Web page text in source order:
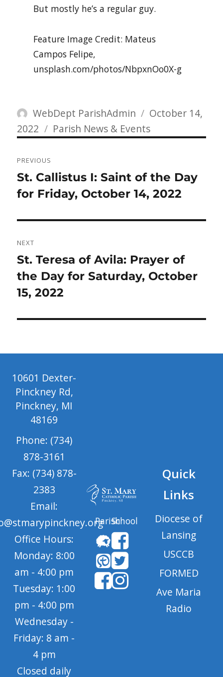
But mostly he’s a regular guy.
Feature Image Credit: Mateus
Campos Felipe,
unsplash.com/photos/NbpxnOo0X-g
Author
WebDept ParishAdmin
Posted
on
October 14,
2022
Categories
Parish News & Events
navigation
PREVIOUS
Previous
post:
St. Callistus I: Saint of the Day
for Friday, October 14, 2022
NEXT
Next
post:
St. Teresa of Avila: Prayer of
the Day for Saturday, October
15, 2022
10601 Dexter-
Pinckney Rd,
Pinckney, MI
48169
Phone: (734)
878-3161
Fax: (734) 878-
2383
Email:
Office Hours:
Monday: 8:00
am - 4:00 pm
Tuesday: 1:00
pm - 4:00 pm
Wednesday -
Friday: 8 am -
4 pm
Closed daily
ParishSchool
Quick
Links
Diocese of
Lansing
USCCB
FORMED
Ave Maria
Radio